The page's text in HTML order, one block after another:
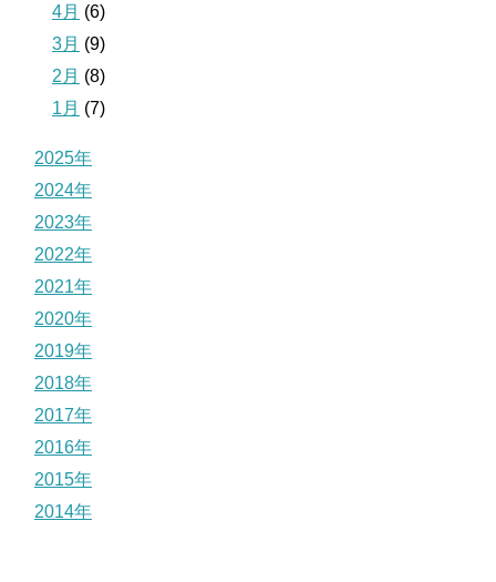
4月 (6)
3月 (9)
2月 (8)
1月 (7)
2025年
2024年
2023年
2022年
2021年
2020年
2019年
2018年
2017年
2016年
2015年
2014年